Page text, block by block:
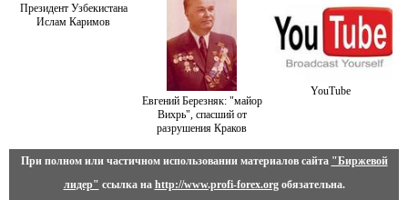
Президент Узбекистана
Ислам Каримов
Евгений Березняк: "майор
Вихрь", спасший от
разрушения Краков
YouTube
При полном или частичном использовании материалов сайта "Биржевой
лидер" ссылка на http://www.profi-forex.orgобязательна.